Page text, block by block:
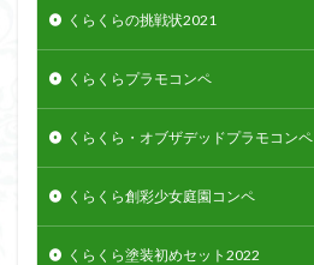
くらくらの挑戦状2021
くらくらプラモコンペ
くらくら・オブザデッドプラモコンペ
くらくら創彩少女庭園コンペ
くらくら塗装初めセット2022